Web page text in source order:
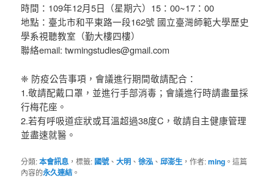
時間：109年12月5日（星期六）15：00~17：00
地點：臺北市和平東路一段162號 國立臺灣師範大學歷史
學系視聽教室（勤大樓四樓）
聯絡email: twmingstudies@gmail.com
❈ 防疫公告事項，會議進行期間敬請配合：
1.敬請配戴口罩，並進行手部消毒；會議進行時請盡量採
行梅花座。
2.若有呼吸道症狀或耳溫超過38度C，敬請自主健康管理
並盡速就醫。
分類:本會訊息 ，標籤: 國號、大明 、徐泓 、邱澎生 ，作者:ming 。這篇
內容的永久連結。